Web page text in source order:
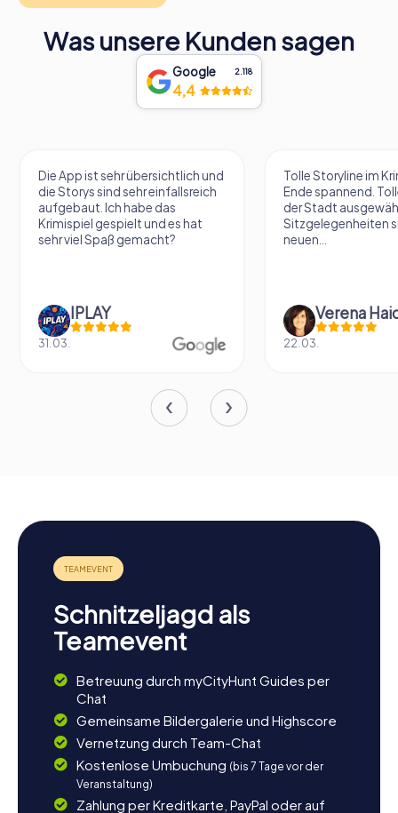
Was unsere Kunden sagen
Google 2.118
4,4
Die App ist sehr übersichtlich und
die Storys sind sehr einfallsreich
aufgebaut. Ich habe das
Krimispiel gespielt und es hat
sehr viel Spaß gemacht?
IPLAY
31.03.
Tolle Storyline im
Ende spannend.
der Stadt
Sitzgelegenheiten
neuen...
22.03.
Schnitzeljagd als
Teamevent
Betreuung durch myCityHunt Guides per
Chat
Gemeinsame Bildergalerie und Highscore
Vernetzung durch Team-Chat
Kostenlose Umbuchung (bis 7 Tage vor der
Veranstaltung)
Zahlung per Kreditkarte, PayPal oder auf